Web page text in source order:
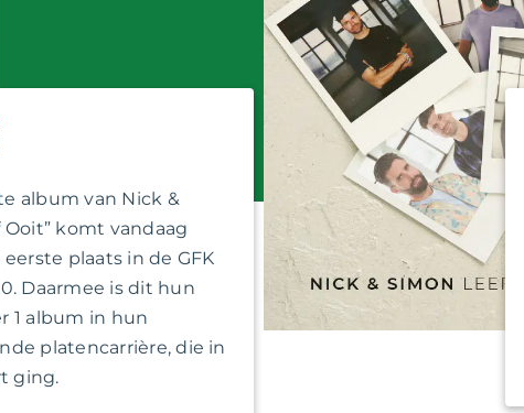
album van Nick &
Ooit” komt vandaag
plaats in de GFK
Daarmee is dit hun
1 album in hun
platencarrière, die in
ging.